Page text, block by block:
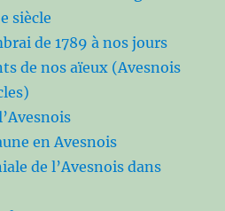
siècle
de 1789 à nos jours
de nos aïeux (Avesnois
en Avesnois
de l’Avesnois dans